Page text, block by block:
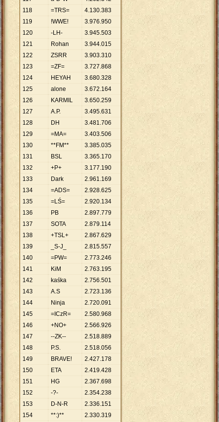
118
=TRS= 4.130.383
119
!WWE! 3.976.950
120
-LH- 3.945.503
121
Rohan 3.944.015
122
ZSRR 3.903.310
123
=ZF= 3.727.868
124
HEYAH 3.680.328
125
alone 3.672.164
126
KARMIL 3.650.259
127
A.P. 3.495.631
128
DH 3.481.706
129
=MA= 3.403.506
130
**FM** 3.385.035
131
BSL 3.365.170
132
+P+ 3.177.190
133
Dark 2.961.169
134
=ADS= 2.928.625
135
=LŚ= 2.920.134
136
PB 2.897.779
137
SOTA 2.879.114
138
+TSL+ 2.867.629
139
_S-J_ 2.815.557
140
=PW= 2.773.246
141
KiM 2.763.195
142
kaśka 2.756.501
143
A.S 2.723.136
144
Ninja 2.720.091
145
=ICzR= 2.580.968
146
+NO+ 2.566.926
147
--ZK-- 2.518.889
148
P.S. 2.518.056
149
BRAVE! 2.427.178
150
ETA 2.419.428
151
HG 2.367.698
152
-?- 2.354.238
153
D-N-R 2.336.151
154
**:)** 2.330.319